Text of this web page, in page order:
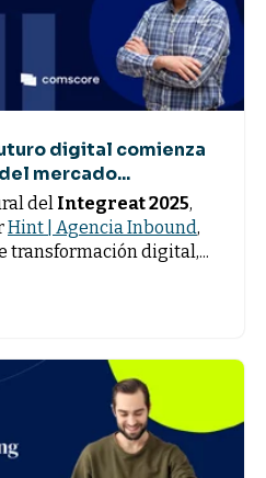
digital comienza
mercado...
del Integreat 2025,
Hint | Agencia Inbound,
transformación digital,...